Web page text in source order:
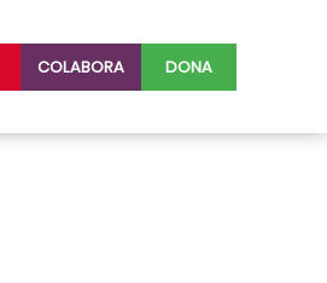
COLABORA DONA